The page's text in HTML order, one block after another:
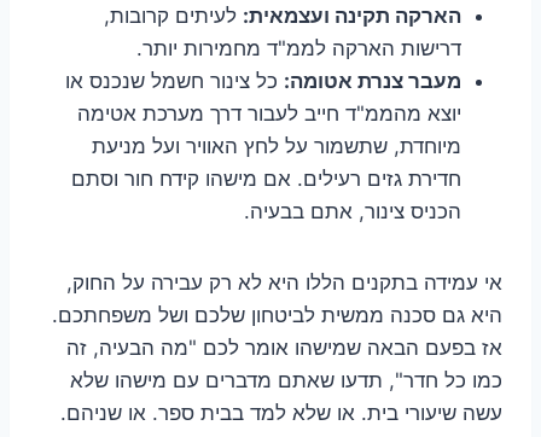
הארקה תקינה ועצמאית: לעיתים קרובות,
דרישות הארקה לממ"ד מחמירות יותר.
מעבר צנרת אטומה: כל צינור חשמל שנכנס או
יוצא מהממ"ד חייב לעבור דרך מערכת אטימה
מיוחדת, שתשמור על לחץ האוויר ועל מניעת
חדירת גזים רעילים. אם מישהו קידח חור וסתם
הכניס צינור, אתם בבעיה.
אי עמידה בתקנים הללו היא לא רק עבירה על החוק,
היא גם סכנה ממשית לביטחון שלכם ושל משפחתכם.
אז בפעם הבאה שמישהו אומר לכם "מה הבעיה, זה
כמו כל חדר", תדעו שאתם מדברים עם מישהו שלא
עשה שיעורי בית. או שלא למד בבית ספר. או שניהם.